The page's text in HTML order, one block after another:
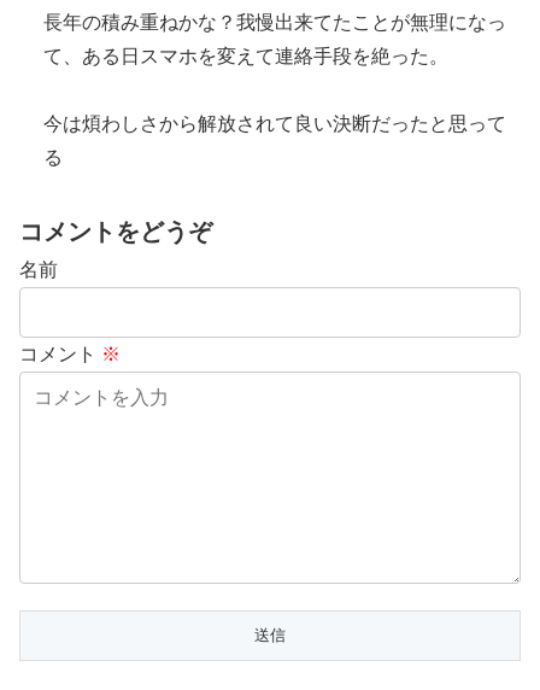
長年の積み重ねかな？我慢出来てたことが無理になっ
て、ある日スマホを変えて連絡手段を絶った。
今は煩わしさから解放されて良い決断だったと思って
る
コメントをどうぞ
名前
コメント ※